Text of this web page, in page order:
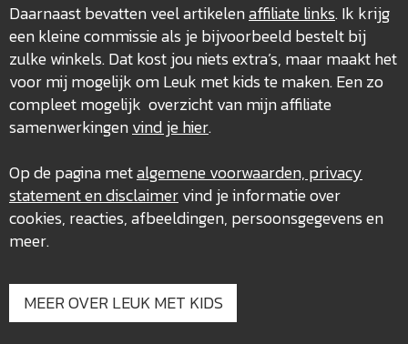
Daarnaast bevatten veel artikelenaffiliate links. Ik krijg
een kleine commissie als je bijvoorbeeld bestelt bij
zulke winkels. Dat kost jou niets extra’s, maar maakt het
voor mij mogelijk om Leuk met kids te maken. Een zo
compleet mogelijk overzicht van mijn affiliate
samenwerkingenvind je hier.
Op de pagina metalgemene voorwaarden, privacy
statement en disclaimervind je informatie over
cookies, reacties, afbeeldingen, persoonsgegevens en
meer.
MEER OVER LEUK MET KIDS